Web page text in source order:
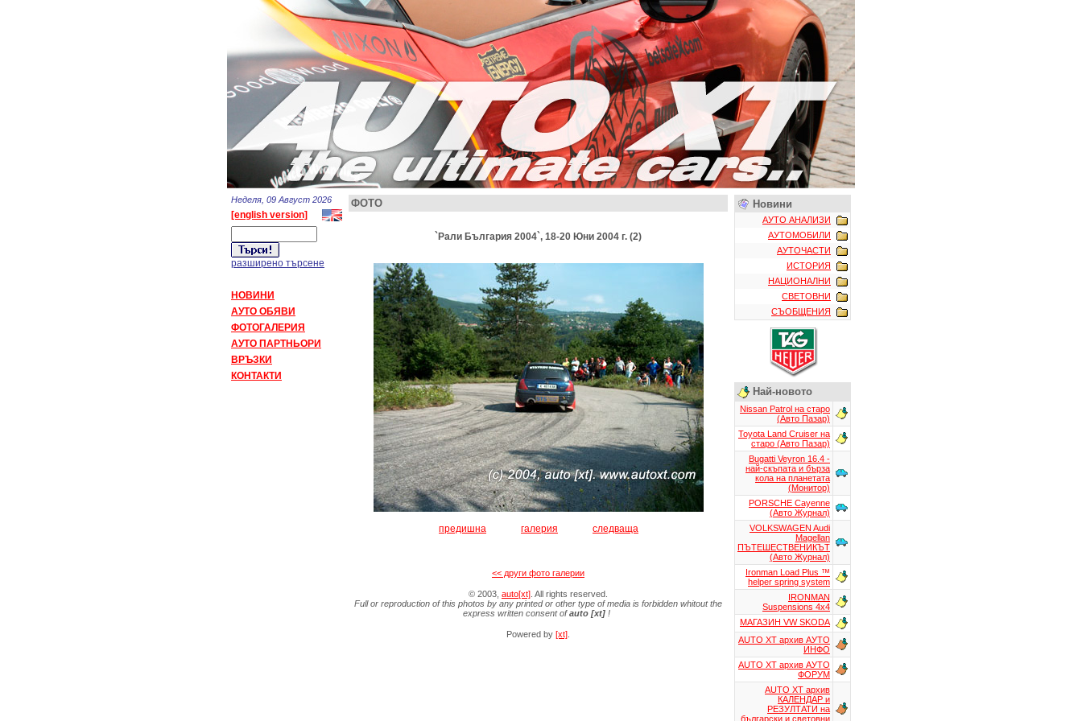
Неделя, 09 Август 2026
[english version]
разширено търсене
НОВИНИ
АУТО ОБЯВИ
ФОТОГАЛЕРИЯ
АУТО ПАРТНЬОРИ
ВРЪЗКИ
КОНТАКТИ
ФОТО
`Рали България 2004`, 18-20 Юни 2004 г. (2)
предишна галерия следваща
<< други фото галерии
© 2003, auto[xt] . All rights reserved.
Full or reproduction of this photos by any printed or other type of media is forbidden whitout the
express written consent ofauto [xt] !
Powered by [xt]
Новини
АУТО АНАЛИЗИ
АУТОМОБИЛИ
АУТОЧАСТИ
ИСТОРИЯ
НАЦИОНАЛНИ
СВЕТОВНИ
СЪОБЩЕНИЯ
Най-новото
Nissan Patrol на старо
(Авто Пазар)
Toyota Land Cruiser на
старо (Авто Пазар)
Bugatti Veyron 16.4 -
най-скъпата и бърза
кола на планетата
(Монитор)
PORSCHE Cayenne
(Авто Журнал)
VOLKSWAGEN Audi
Magellan
ПЪТЕШЕСТВЕНИКЪТ
(Авто Журнал)
Ironman Load Plus ™
helper spring system
IRONMAN
Suspensions 4x4
МАГАЗИН VW SKODA
AUTO XT aрхив АУТО
ИНФО
AUTO XT aрхив АУТО
ФОРУМ
AUTO XT aрхив
КАЛЕНДАР и
РЕЗУЛТАТИ на
български и световни